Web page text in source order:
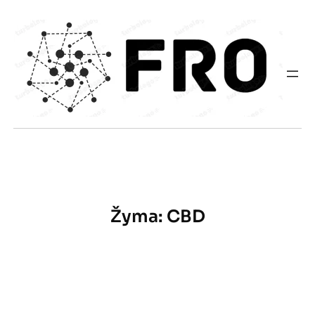
turinio
Žyma: CBD